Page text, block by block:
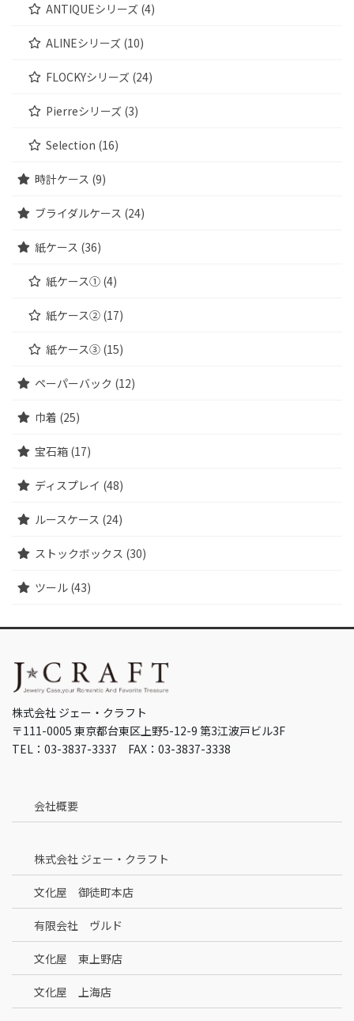
ANTIQUEシリーズ (4)
ALINEシリーズ (10)
FLOCKYシリーズ (24)
Pierreシリーズ (3)
Selection (16)
時計ケース (9)
ブライダルケース (24)
紙ケース (36)
紙ケース① (4)
紙ケース② (17)
紙ケース③ (15)
ペーパーバック (12)
巾着 (25)
宝石箱 (17)
ディスプレイ (48)
ルースケース (24)
ストックボックス (30)
ツール (43)
株式会社 ジェー・クラフト
〒111-0005 東京都台東区上野5-12-9 第3江波戸ビル3F
TEL：03-3837-3337 FAX：03-3837-3338
会社概要
株式会社 ジェー・クラフト
文化屋 御徒町本店
有限会社 ヴルド
文化屋 東上野店
文化屋 上海店